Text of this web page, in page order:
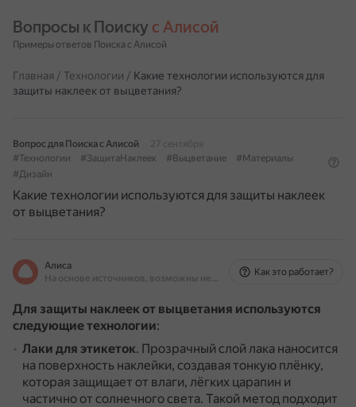
Вопросы к Поиску с Алисой
Примеры ответов Поиска с Алисой
Главная / Технологии / Какие технологии используются для
защиты наклеек от выцветания?
Вопрос для Поиска с Алисой
27 сентября
#Технологии
#ЗащитаНаклеек #Выцветание
#Материалы
#Дизайн
Какие технологии используются для защиты наклеек
от выцветания?
Алиса
На основе источников, возможны неточности
Как это работает?
Для защиты наклеек от выцветания используются
следующие технологии:
Лаки для этикеток. Прозрачный слой лака наносится
на поверхность наклейки, создавая тонкую плёнку,
которая защищает от влаги, лёгких царапин и
частично от солнечного света. Такой метод подходит